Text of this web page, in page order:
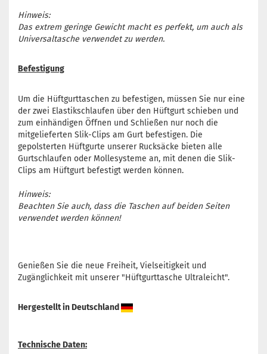
Hinweis:
Das extrem geringe Gewicht macht es perfekt, um auch als
Universaltasche verwendet zu werden.
Befestigung
Um die Hüftgurttaschen zu befestigen, müssen Sie nur eine
der zwei Elastikschlaufen über den Hüftgurt schieben und
zum einhändigen Öffnen und Schließen nur noch die
mitgelieferten Slik-Clips am Gurt befestigen. Die
gepolsterten Hüftgurte unserer Rucksäcke bieten alle
Gurtschlaufen oder Mollesysteme an, mit denen die Slik-
Clips am Hüftgurt befestigt werden können.
Hinweis:
Beachten Sie auch, dass die Taschen auf beiden Seiten
verwendet werden können!
Genießen Sie die neue Freiheit, Vielseitigkeit und
Zugänglichkeit mit unserer "Hüftgurttasche Ultraleicht".
Hergestellt in Deutschland
Technische Daten: